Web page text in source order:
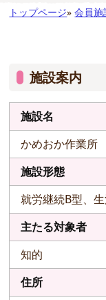
トップページ»会員施
施設案内
施設名
かめおか作業所
施設形態
就労継続B型、
主たる対象者
知的
住所